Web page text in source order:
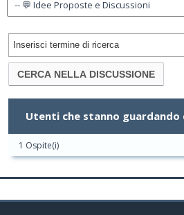
Utenti che stanno guardando
1 Ospite(i)